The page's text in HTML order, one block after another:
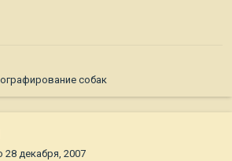
собак
28 декабря, 2007